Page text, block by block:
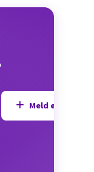
Meld een